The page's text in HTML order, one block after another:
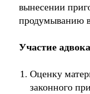
вынесении
продумыванию
Участие
Оценку
законного